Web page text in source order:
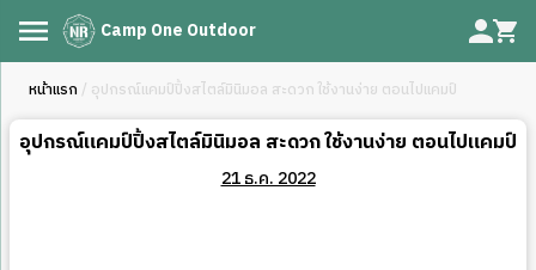
Camp One Outdoor
หน้าแรก / อุปกรณ์แคมป์ปิ้งสไตล์มินิมอล สะดวก ใช้งานง่าย ตอนไปแคมป์
อุปกรณ์แคมป์ปิ้งสไตล์มินิมอล สะดวก ใช้งานง่าย ตอนไปแคมป์
21 ธ.ค. 2022